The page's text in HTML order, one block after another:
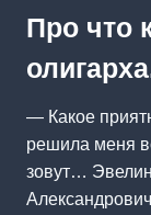
Про что
— Какое
решила меня
зовут…